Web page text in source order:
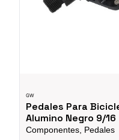
GW
Pedales Para
Alumino Negro 9/16
Componentes, Pedales